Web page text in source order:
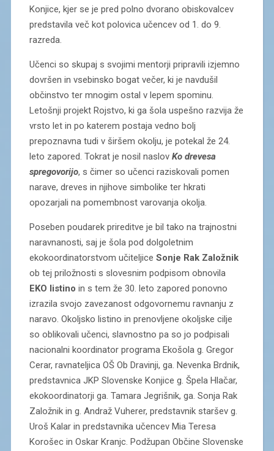
Konjice, kjer se je pred polno dvorano obiskovalcev
predstavila več kot polovica učencev od 1. do 9.
razreda.
Učenci so skupaj s svojimi mentorji pripravili izjemno
dovršen in vsebinsko bogat večer, ki je navdušil
občinstvo ter mnogim ostal v lepem spominu.
Letošnji projekt Rojstvo, ki ga šola uspešno razvija že
vrsto let in po katerem postaja vedno bolj
prepoznavna tudi v širšem okolju, je potekal že 24.
leto zapored. Tokrat je nosil naslov Ko drevesa
spregovorijo, s čimer so učenci raziskovali pomen
narave, dreves in njihove simbolike ter hkrati
opozarjali na pomembnost varovanja okolja.
Poseben poudarek prireditve je bil tako na trajnostni
naravnanosti, saj je šola pod dolgoletnim
ekokoordinatorstvom učiteljice Sonje Rak Založnik
ob tej priložnosti s slovesnim podpisom obnovila
EKO listino in s tem že 30. leto zapored ponovno
izrazila svojo zavezanost odgovornemu ravnanju z
naravo. Okoljsko listino in prenovljene okoljske cilje
so oblikovali učenci, slavnostno pa so jo podpisali
nacionalni koordinator programa Ekošola g. Gregor
Cerar, ravnateljica OŠ Ob Dravinji, ga. Nevenka Brdnik,
predstavnica JKP Slovenske Konjice g. Špela Hlačar,
ekokoordinatorji ga. Tamara Jegrišnik, ga. Sonja Rak
Založnik in g. Andraž Vuherer, predstavnik staršev g.
Uroš Kalar in predstavnika učencev Mia Teresa
Korošec in Oskar Kranjc. Podžupan Občine Slovenske